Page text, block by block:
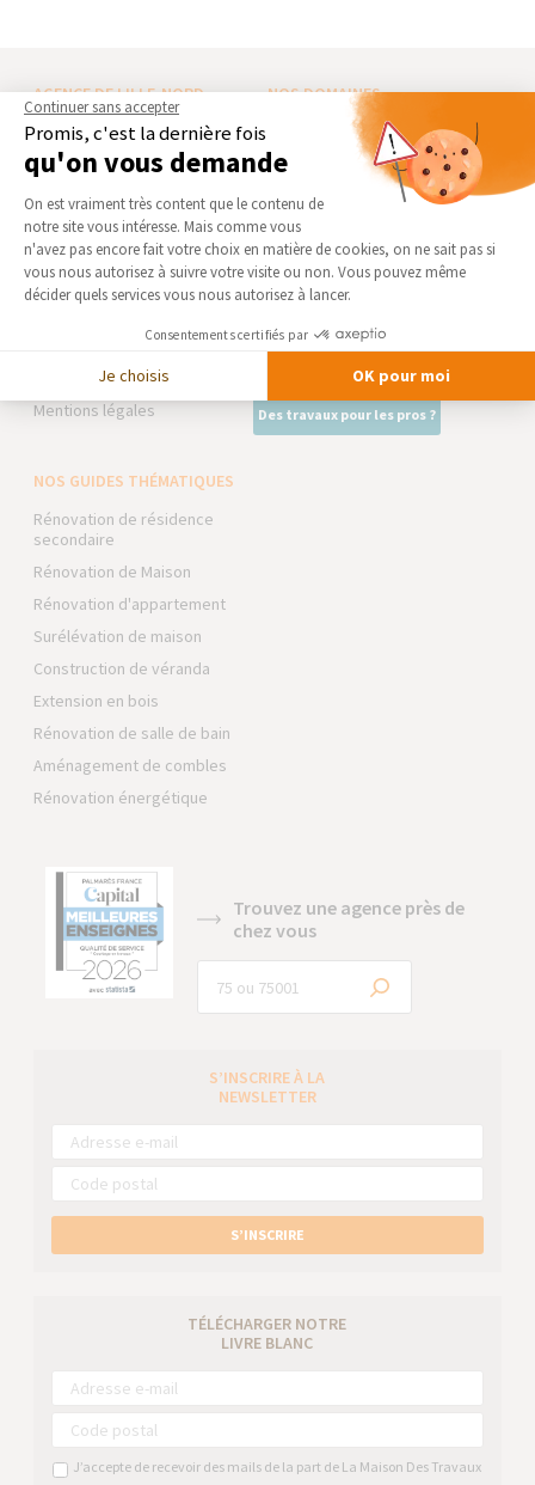
AGENCE DE LILLE-NORD
Qui sommes-nous
Actualités
Notre charte qualité
Partenaires
Trouver une agence
Devenir franchisé
Foire aux Questions
d’intervention
Mentions légales
NOS DOMAINES
D’INTERVENTION
EXTENSION
RÉNOVATION INTÉRIEURE
TRAVAUX EXTÉRIEURS
NOS PARTENAIRES
La Maison des Architectes
Expert Bricolage
Intégrer notre réseau
Des travaux pour les pros ?
NOS GUIDES THÉMATIQUES
Rénovation de résidence
secondaire
Rénovation de Maison
Rénovation d'appartement
Surélévation de maison
Construction de véranda
Extension en bois
Rénovation de salle de bain
Aménagement de combles
Rénovation énergétique
Trouvez une agence près de
chez vous
S’INSCRIRE À LA
NEWSLETTER
S’INSCRIRE
TÉLÉCHARGER NOTRE
LIVRE BLANC
J’accepte de recevoir des mails de la part de La Maison Des Travaux
Continuer sans accepter
Promis, c'est la dernière fois
qu'on vous demande
Plateforme de Gestion du
On est vraiment très content que le contenu de
notre site vous intéresse. Mais comme vous
n'avez pas encore fait votre choix en matière de cookies, on ne sait pas si
vous nous autorisez à suivre votre visite ou non. Vous pouvez même
décider quels services vous nous autorisez à lancer.
Consentements certifiés par
Je choisis OK pour moi
Axeptio consent